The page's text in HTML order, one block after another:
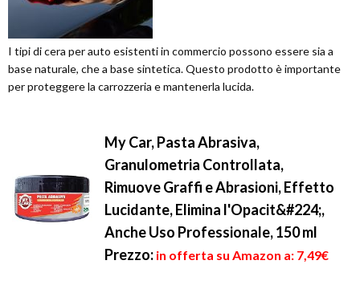
I tipi di cera per auto esistenti in commercio possono essere sia a
base naturale, che a base sintetica. Questo prodotto è importante
per proteggere la carrozzeria e mantenerla lucida.
My Car, Pasta Abrasiva,
Granulometria Controllata,
Rimuove Graffi e Abrasioni, Effetto
Lucidante, Elimina l'Opacit&#224;,
Anche Uso Professionale, 150 ml
Prezzo: in offerta su Amazon a: 7,49€